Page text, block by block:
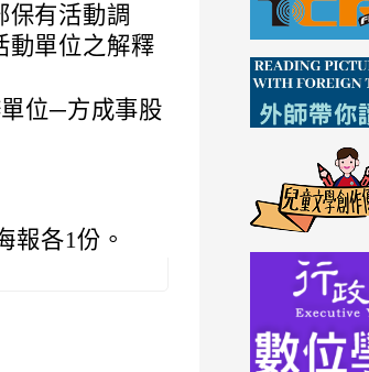
保有活動調
動單位之解釋
位─方成事股
報各1份。
link to http://
link to